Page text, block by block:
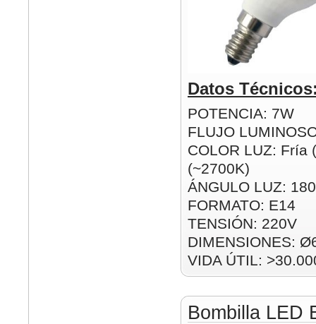
Datos
POTENCIA: 7W
FLUJO
COLOR LUZ: Fría
(~2700K)
ÁNGULO LUZ:
FORMATO: E14
TENSIÓN: 220V
DIMENSIONES:
VIDA ÚTIL:
Bombilla LED